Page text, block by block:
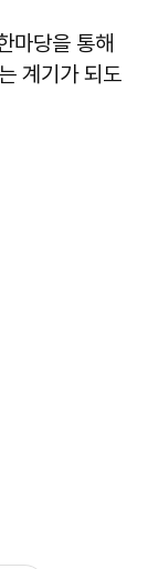
마당을 통해
계기가 되도